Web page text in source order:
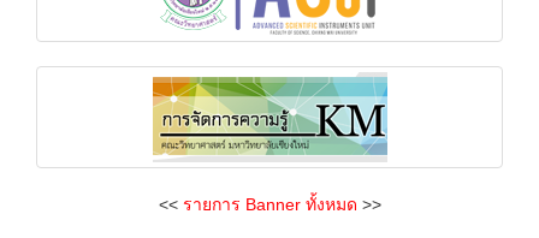
<< รายการ Banner ทั้งหมด >>